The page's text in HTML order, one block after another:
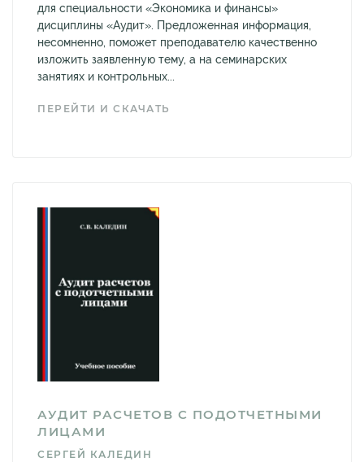
для специальности «Экономика и финансы»
дисциплины «Аудит». Предложенная информация,
несомненно, поможет преподавателю качественно
изложить заявленную тему, а на семинарских
занятиях и контрольных...
ПЕРЕЙТИ И СКАЧАТЬ
АУДИТ РАСЧЕТОВ С ПОДОТЧЕТНЫМИ
ЛИЦАМИ
СЕРГЕЙ КАЛЕДИН